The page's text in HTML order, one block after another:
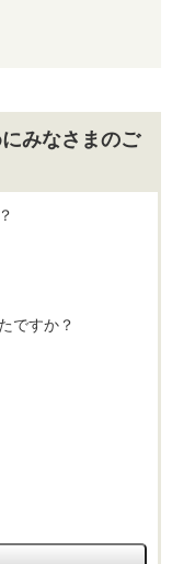
みなさまのご
ですか？